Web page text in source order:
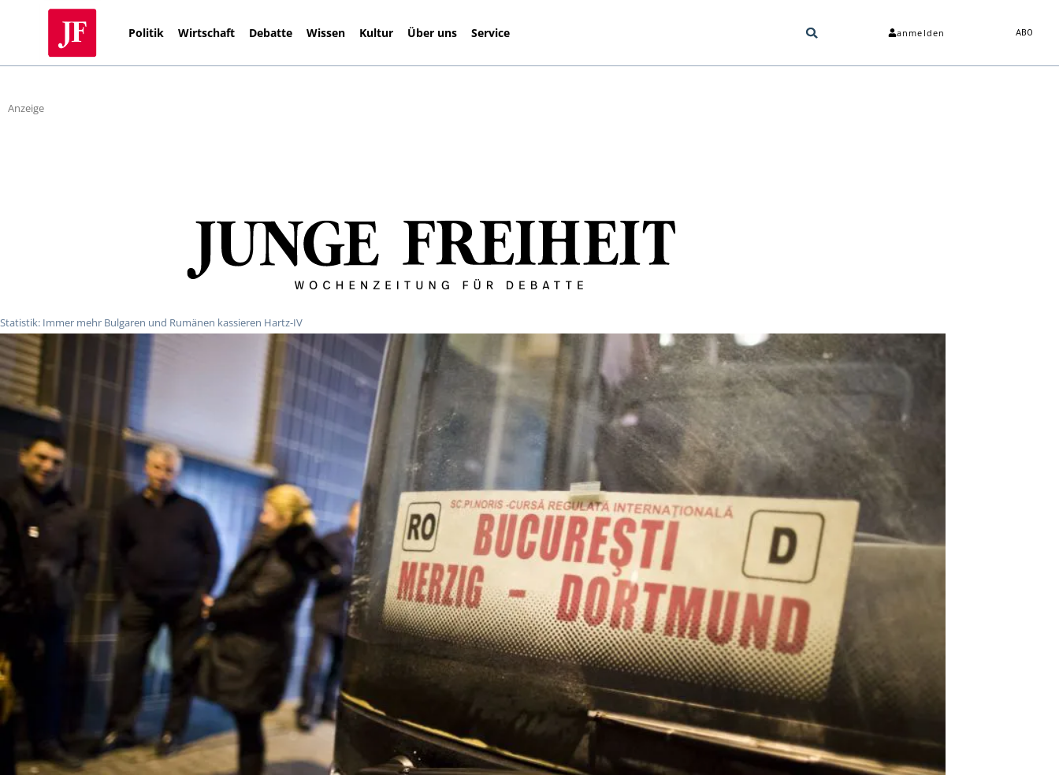
Politik Wirtschaft Debatte Wissen Kultur Über uns Service anmelden ABO
Anzeige
Statistik: Immer mehr Bulgaren und Rumänen kassieren Hartz-IV